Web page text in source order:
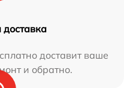
доставка
доставит ваше
и обратно.